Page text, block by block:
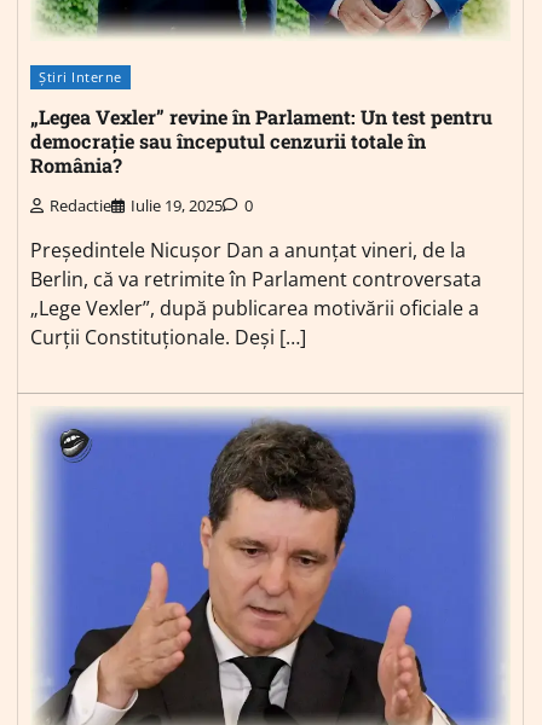
Știri Interne
„Legea Vexler” revine în Parlament: Un test pentru
democrație sau începutul cenzurii totale în
România?
Redactie Iulie 19, 2025 0
Președintele Nicușor Dan a anunțat vineri, de la
Berlin, că va retrimite în Parlament controversata
„Lege Vexler”, după publicarea motivării oficiale a
Curții Constituționale. Deși […]